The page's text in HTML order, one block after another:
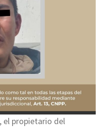
el propietario del